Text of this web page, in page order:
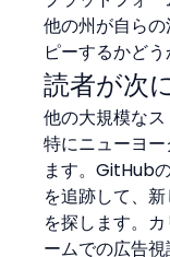
他の州が自ら
ピーするかどう
読者が次
他の大規模なス
特にニューヨ
ます。GitHub
を追跡して、
を探します。
ームでの広告